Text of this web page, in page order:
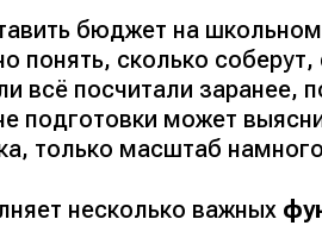
бюджет на
понять, сколько
всё посчитали заранее,
подготовки может
только масштаб
несколько важных